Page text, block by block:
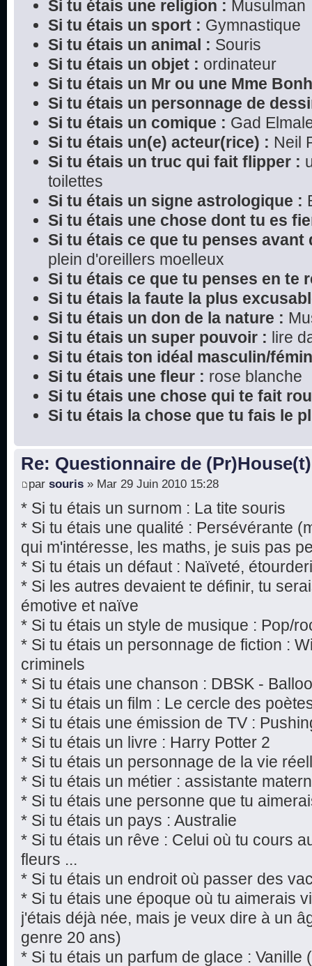
Si tu étais une religion : Musulman
Si tu étais un sport : Gymnastique
Si tu étais un animal : Souris
Si tu étais un objet : ordinateur
Si tu étais un Mr ou une Mme
Si tu étais un personnage de
Si tu étais un comique : Gad
Si tu étais un(e) acteur(rice) : Neil
Si tu étais un truc qui fait flipper :
toilettes
Si tu étais un signe astrologique :
Si tu étais une chose dont tu es
Si tu étais ce que tu penses avant
plein d'oreillers moelleux
Si tu étais ce que tu penses en te
Si tu étais la faute la plus
Si tu étais un don de la nature :
Si tu étais un super pouvoir : lire
Si tu étais ton idéal masculin/
Si tu étais une fleur : rose blanche
Si tu étais une chose qui te fait
Si tu étais la chose que tu fais le
Re: Questionnaire de (Pr)House(t)
par souris » Mar 29 Juin 2010 15:28
* Si tu étais un surnom : La tite souris
* Si tu étais une qualité : Persévérante
qui m'intéresse, les maths, je suis pas
* Si tu étais un défaut : Naïveté,
* Si les autres devaient te définir, tu
émotive et naïve
* Si tu étais un style de musique : Pop/
* Si tu étais un personnage de fiction :
criminels
* Si tu étais une chanson : DBSK -
* Si tu étais un film : Le cercle des
* Si tu étais une émission de TV :
* Si tu étais un livre : Harry Potter 2
* Si tu étais un personnage de la vie
* Si tu étais un métier : assistante
* Si tu étais une personne que tu
* Si tu étais un pays : Australie
* Si tu étais un rêve : Celui où tu cours
fleurs ...
* Si tu étais un endroit où passer des
* Si tu étais une époque où tu aimerais
j'étais déjà née, mais je veux dire à un
genre 20 ans)
* Si tu étais un parfum de glace : Vanille